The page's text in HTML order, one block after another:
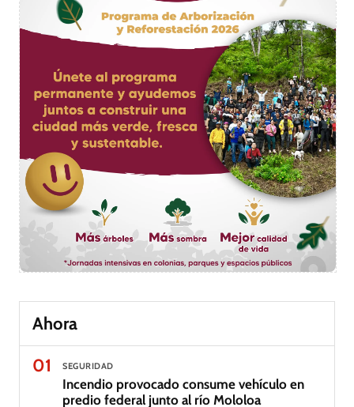
Ahora
01
SEGURIDAD
Incendio provocado consume vehículo en
predio federal junto al río Mololoa